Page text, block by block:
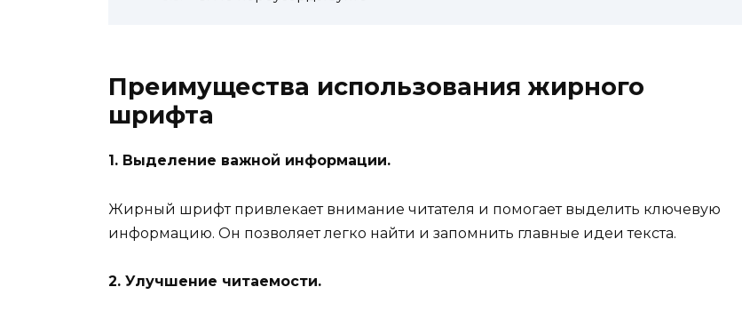
Преимущества использования жирного
шрифта
1. Выделение важной информации.
Жирный шрифт привлекает внимание читателя и помогает выделить ключевую
информацию. Он позволяет легко найти и запомнить главные идеи текста.
2. Улучшение читаемости.